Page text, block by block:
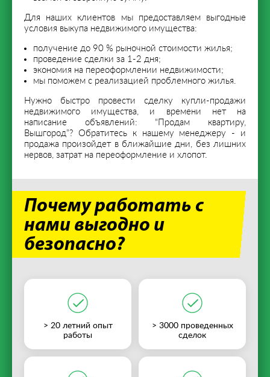
Для наших клиентов мы предоставляем выгодные
условия выкупа недвижимого имущества:
получение до 90 % рыночной стоимости жилья;
проведение сделки за 1-2 дня;
экономия на переоформлении недвижимости;
мы поможем с реализацией проблемного жилья.
Нужно быстро провести сделку купли-продажи
недвижимого имущества, и времени нет на
написание объявлений: “Продам квартиру,
Вышгород”? Обратитесь к нашему менеджеру - и
продажа произойдет в ближайшие дни, без лишних
нервов, затрат на переоформление и хлопот.
Почему работать с
нами выгодно и
безопасно?
> 20 летний опыт
работы
> 3000 проведенных
сделок